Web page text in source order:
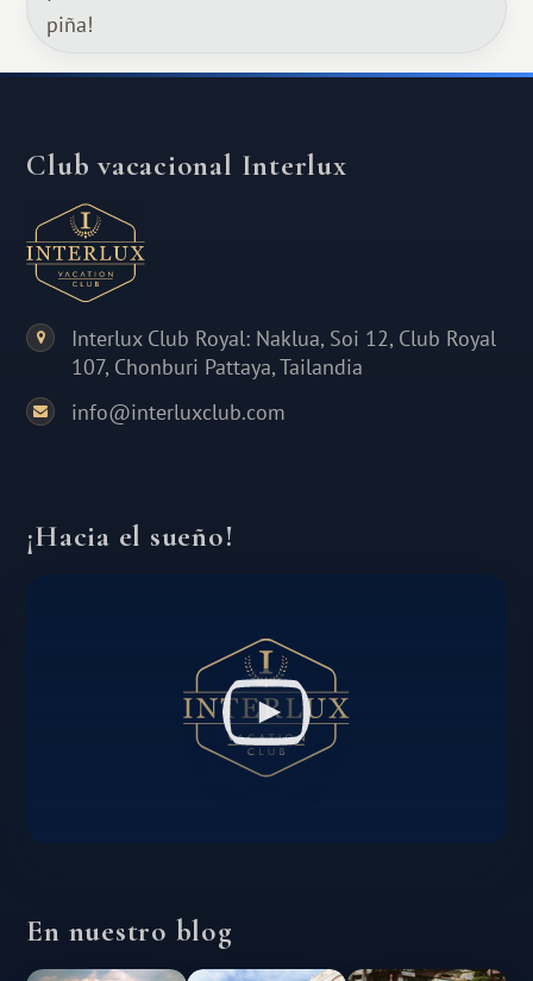
piña!
Club vacacional Interlux
Interlux Club Royal: Naklua, Soi 12, Club Royal
107, Chonburi Pattaya, Tailandia
info@interluxclub.com
¡Hacia el sueño!
En nuestro blog